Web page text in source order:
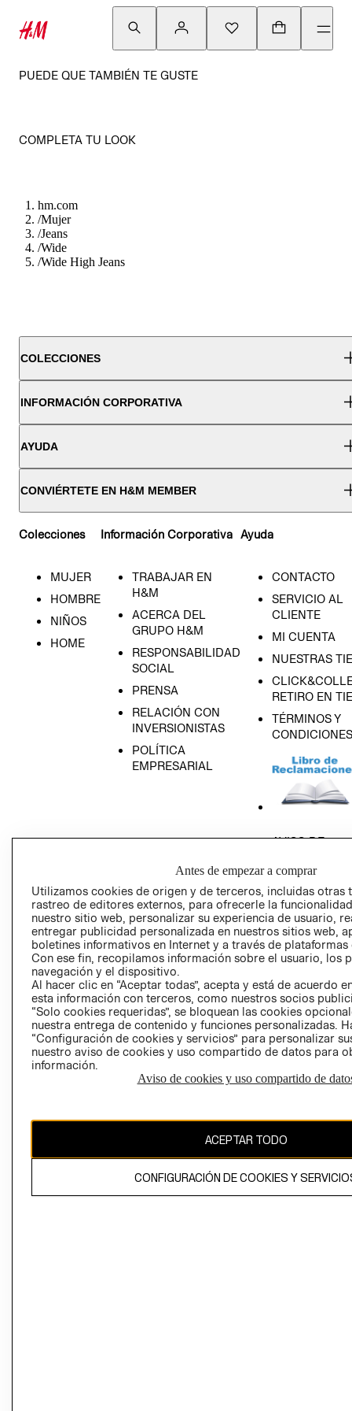
PUEDE QUE TAMBIÉN TE GUSTE
COMPLETA TU LOOK
hm.com
/Mujer
/Jeans
/Wide
/Wide High Jeans
COLECCIONES
INFORMACIÓN CORPORATIVA
AYUDA
CONVIÉRTETE EN H&M MEMBER
Colecciones
MUJER
HOMBRE
NIÑOS
HOME
Información Corporativa
TRABAJAR EN
H&M
ACERCA DEL
GRUPO H&M
RESPONSABILIDAD
SOCIAL
PRENSA
RELACIÓN CON
INVERSIONISTAS
POLÍTICA
EMPRESARIAL
Ayuda
CONTACTO
SERVICIO AL
CLIENTE
MI CUENTA
NUESTRAS
RETIRO EN
TÉRMINOS Y
CONDICIONES
AVISO DE
GIFT CARD
AVISO DE
Perú (S/)
CAMBIAR REGIÓN
propiedad de H&M Hennes & Mauritz AB
Antes de empezar a comprar
Utilizamos cookies de origen y de terceros, incluidas otras
rastreo de editores externos, para ofrecerle la
nuestro sitio web, personalizar su experiencia de usuario,
entregar publicidad personalizada en nuestros sitios web,
boletines informativos en Internet y a través de plataformas
Con ese fin, recopilamos información sobre el usuario, los
navegación y el dispositivo.
Al hacer clic en “Aceptar todas”, acepta y está de acuerdo
esta información con terceros, como nuestros socios
“Solo cookies requeridas”, se bloquean las cookies
nuestra entrega de contenido y funciones personalizadas.
“Configuración de cookies y servicios” para personalizar
nuestro aviso de cookies y uso compartido de datos para
información.
Aviso de cookies y uso compartido de
ACEPTAR TODO
CONFIGURACIÓN DE COOKIES Y